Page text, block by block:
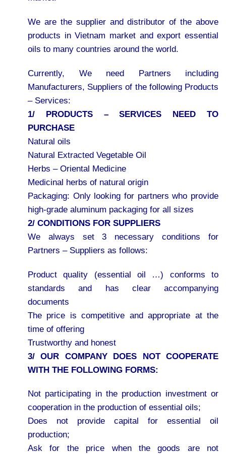
We are the supplier and distributor of the above
products in Vietnam market and export essential
oils to many countries around the world.
Currently, We need Partners including
Manufacturers, Suppliers of the following Products
– Services:
1/ PRODUCTS – SERVICES NEED TO
PURCHASE
Natural oils
Natural Extracted Vegetable Oil
Herbs – Oriental Medicine
Medicinal herbs of natural origin
Packaging: Only looking for partners who provide
high-grade aluminum packaging for all sizes
2/ CONDITIONS FOR SUPPLIERS
We always set 3 necessary conditions for
Partners – Suppliers as follows:
Product quality (essential oil …) conforms to
standards and has clear accompanying
documents
The price is competitive and appropriate at the
time of offering
Trustworthy and honest
3/ OUR COMPANY DOES NOT COOPERATE
WITH THE FOLLOWING FORMS:
Not participating in the production investment or
cooperation in the production of essential oils;
Does not provide capital for essential oil
production;
Ask for the price when the goods are not